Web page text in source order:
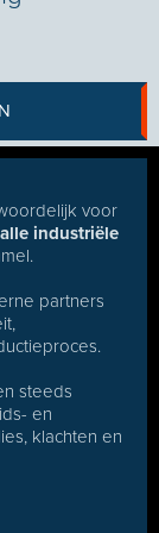
voor
industriële
partners
steeds
en
klachten en